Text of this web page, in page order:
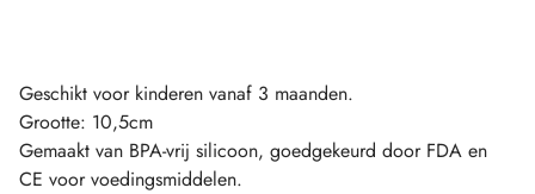
Geschikt voor kinderen vanaf 3 maanden.
Grootte: 10,5cm
Gemaakt van BPA-vrij silicoon, goedgekeurd door FDA en
CE voor voedingsmiddelen.